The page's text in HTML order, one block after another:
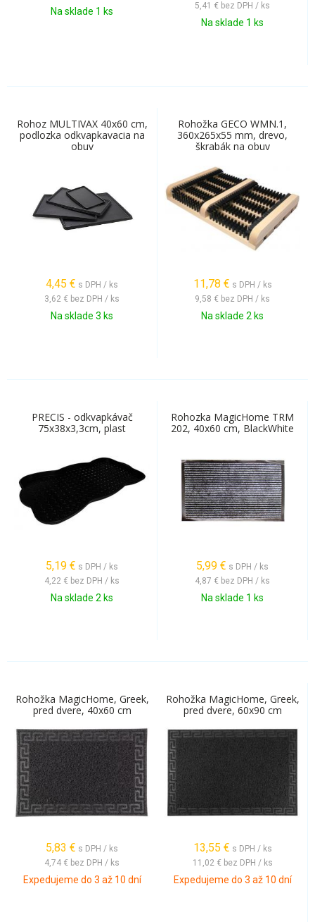
Na sklade 1 ks
5,41 € bez DPH / ks
Na sklade 1 ks
Rohoz MULTIVAX 40x60 cm,
podlozka odkvapkavacia na
obuv
4,45 € s DPH / ks
3,62 € bez DPH / ks
Na sklade 3 ks
Rohožka GECO WMN.1,
360x265x55 mm, drevo,
škrabák na obuv
11,78 € s DPH / ks
9,58 € bez DPH / ks
Na sklade 2 ks
PRECIS - odkvapkávač
75x38x3,3cm, plast
5,19 € s DPH / ks
4,22 € bez DPH / ks
Na sklade 2 ks
Rohozka MagicHome TRM
202, 40x60 cm, BlackWhite
5,99 € s DPH / ks
4,87 € bez DPH / ks
Na sklade 1 ks
Rohožka MagicHome, Greek,
pred dvere, 40x60 cm
5,83 € s DPH / ks
4,74 € bez DPH / ks
Expedujeme do 3 až 10 dní
Rohožka MagicHome, Greek,
pred dvere, 60x90 cm
13,55 € s DPH / ks
11,02 € bez DPH / ks
Expedujeme do 3 až 10 dní